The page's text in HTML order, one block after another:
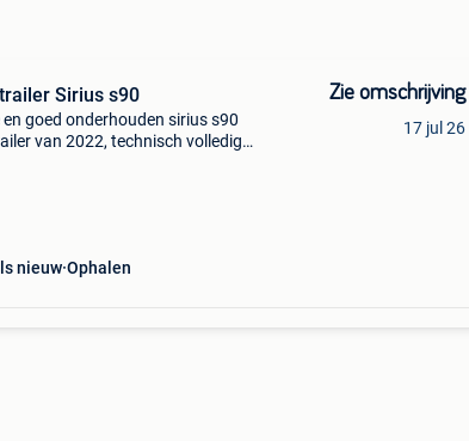
Sirius s90
en goed onderhouden sirius s90
van 2022, technisch volledig
nieuw Ophalen
Zie omschrijving
17 jul 26